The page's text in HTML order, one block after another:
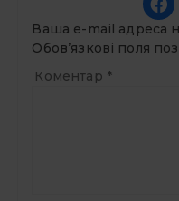
Ваша e-mail адреса
Обов’язкові поля
Коментар *